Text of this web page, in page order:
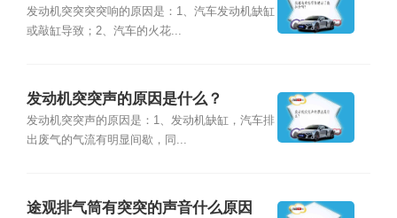
发动机突突突突响的原因是：1、汽车发动机缺缸
或敲缸导致；2、汽车的火花...
发动机突突声的原因是什么？
发动机突突声的原因是：1、发动机缺缸，汽车排
出废气的气流有明显间歇，同...
途观排气筒有突突的声音什么原因